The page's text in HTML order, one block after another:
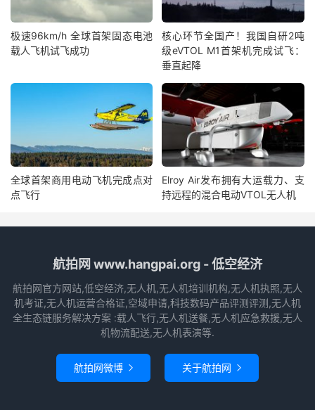
极速96km/h 全球首架固态电池
载人飞机试飞成功
核心环节全国产！我国自研2吨
级eVTOL M1首架机完成试飞：
垂直起降
全球首架商用电动飞机完成点对
点飞行
Elroy Air发布拥有大运载力、支
持远程的混合电动VTOL无人机
航拍网 www.hangpai.org - 低空经济
航拍网官方网站,低空经济,无人机,无人机培训机构,无人机执照,无人
机考证,无人机运营合格证,空域申请,科技数码产品评测评测,无人机
全生态链服务解决方案 :载人飞行,无人机送餐,无人机应急救援,无人
机物流配送,无人机表演等.
航拍网微博  关于航拍网 